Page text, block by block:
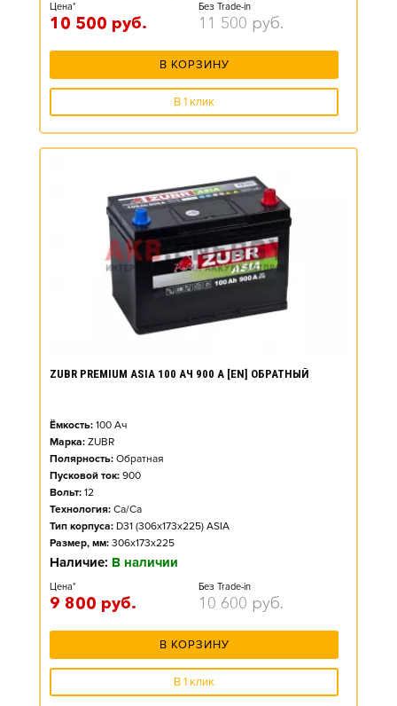
Цена*
10 500 руб.
Без Trade-in
11 500 руб.
В КОРЗИНУ
В 1 клик
ZUBR PREMIUM ASIA 100 АЧ 900 А [EN] ОБРАТНЫЙ
Ёмкость: 100 Ач
Марка: ZUBR
Полярность: Обратная
Пусковой ток: 900
Вольт: 12
Технология: Ca/Ca
Тип корпуса: D31 (306x173x225) ASIA
Размер, мм: 306x173x225
Наличие: В наличии
Цена*
9 800 руб.
Без Trade-in
10 600 руб.
В КОРЗИНУ
В 1 клик